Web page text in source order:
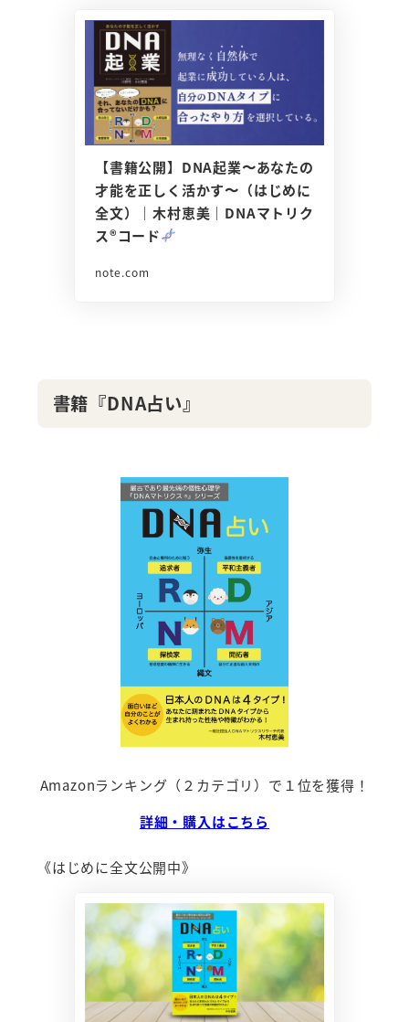
【書籍公開】DNA起業〜あなたの
才能を正しく活かす〜（はじめに
全文）｜木村恵美｜DNAマトリク
ス®コード
note.com
書籍『DNA占い』
Amazonランキング（２カテゴリ）で１位を獲得！
詳細・購入はこちら
《はじめに全文公開中》